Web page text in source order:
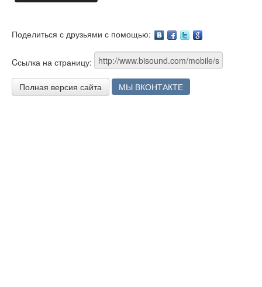
Поделиться с друзьями с помощью:
Cсылка на страницу:
Полная версия сайта МЫ ВКОНТАКТЕ